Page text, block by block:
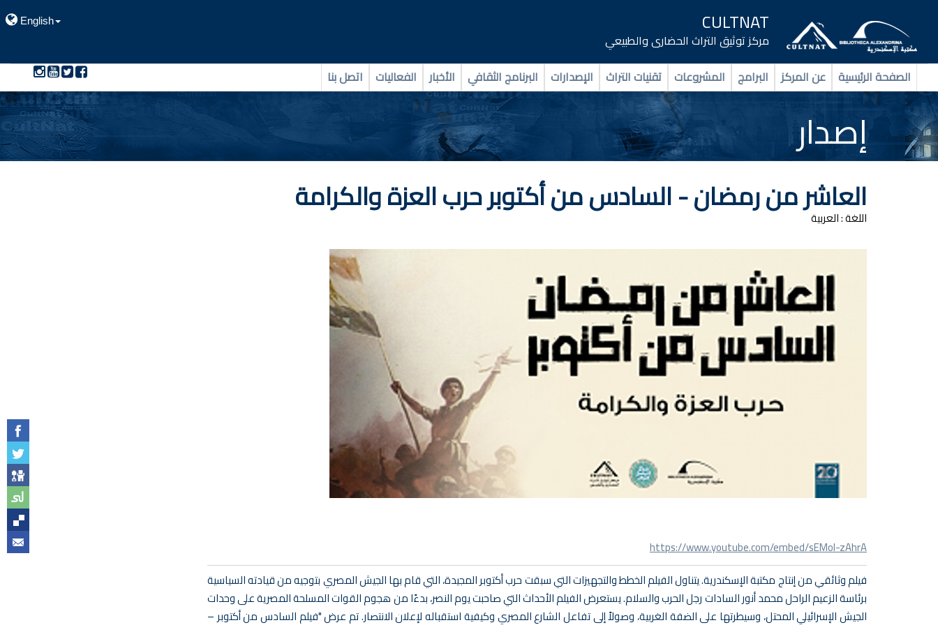
CULTNAT
مركز توثيق التراث الحضارى والطبيعي
English
الصفحة الرئيسية عن المركز البرامج المشروعات تقنيات التراث الإصدارات البرنامج الثقافي الأخبار الفعاليات اتصل بنا
إصدار
العاشر من رمضان - السادس من أكتوبر حرب العزة والكرامة
اللغة :العربية
https://www.youtube.com/embed/sEMoI-zAhrA
فيلم وثائقي من إنتاج مكتبة الإسكندرية. يتناول الفيلم الخطط والتجهيزات التي سبقت حرب أكتوبر المجيدة، التي قام بها الجيش المصري بتوجيه من قيادته السياسية
برئاسة الزعيم الراحل محمد أنور السادات رجل الحرب والسلام. يستعرض الفيلم الأحداث التي صاحبت يوم النصر، بدءًا من هجوم القوات المسلحة المصرية على وحدات
الجيش الإسرائيلي المحتل، وسيطرتها على الضفة الغربية، وصولاً إلى تفاعل الشارع المصري وكيفية استقباله لإعلان الانتصار. تم عرض "فيلم السادس من أكتوبر –